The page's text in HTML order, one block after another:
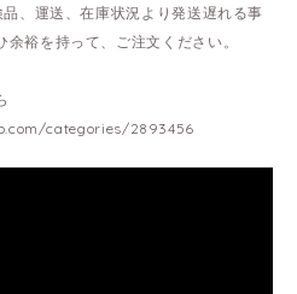
、運送、在庫状況より発送遅れる事
裕を持って、ご注文ください。
categories/2893456